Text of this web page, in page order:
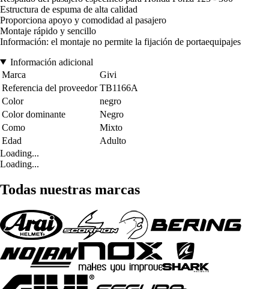
Estructura de espuma de alta calidad
Proporciona apoyo y comodidad al pasajero
Montaje rápido y sencillo
Información: el montaje no permite la fijación de portaequipajes
Información adicional
Marca
Givi
Referencia del proveedor TB1166A
Color
negro
Color dominante
Negro
Como
Mixto
Edad
Adulto
Loading...
Loading...
Todas nuestras marcas